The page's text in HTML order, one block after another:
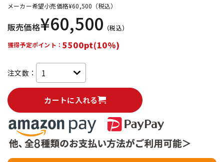
メーカー希望小売価格¥60,500 （税込）
販売価格¥60,500 （税込）
獲得予定ポイント： 5500pt(10%)
注文数：
カートに入れる